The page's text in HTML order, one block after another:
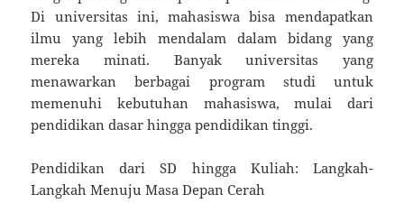
Di universitas ini, mahasiswa bisa mendapatkan
ilmu yang lebih mendalam dalam bidang yang
mereka minati. Banyak universitas yang
menawarkan berbagai program studi untuk
memenuhi kebutuhan mahasiswa, mulai dari
pendidikan dasar hingga pendidikan tinggi.
Pendidikan dari SD hingga Kuliah: Langkah-
Langkah Menuju Masa Depan Cerah